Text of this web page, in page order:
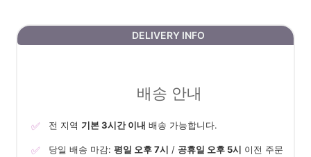
DELIVERY INFO
배송 안내
✅ 전 지역 기본 3시간 이내 배송 가능합니다.
✅ 당일 배송 마감: 평일 오후 7시 / 공휴일 오후 5시 이전 주문